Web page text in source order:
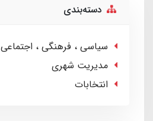
دسته‌بندی
سیاسی ، فرهنگی ، اجتماعی
مدیریت شهری
انتخابات